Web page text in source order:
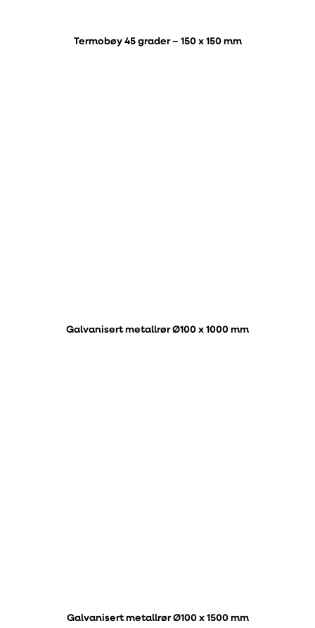
Termobøy 45 grader – 150 x 150 mm
Galvanisert metallrør Ø100 x 1000 mm
Galvanisert metallrør Ø100 x 1500 mm